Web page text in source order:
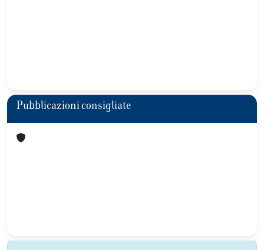
Pubblicazioni consigliate